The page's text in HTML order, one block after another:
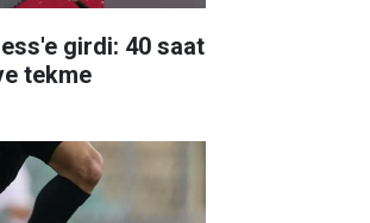
girdi: 40 saat
tekme